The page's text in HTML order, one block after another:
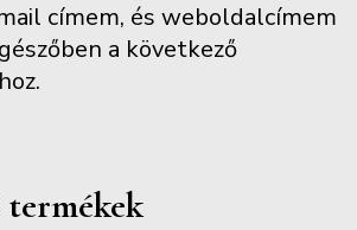
címem, és weboldalcímem
a következő
termékek